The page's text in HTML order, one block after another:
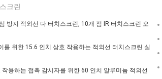
크린
방지 적외선 다 터치스크린, 10개 점 IR 터치스크린 오
를 위한 15.6 인치 상호 작용하는 적외선 터치스크린 실
작용하는 접촉 감시자를 위한 60 인치 알루미늄 적외선